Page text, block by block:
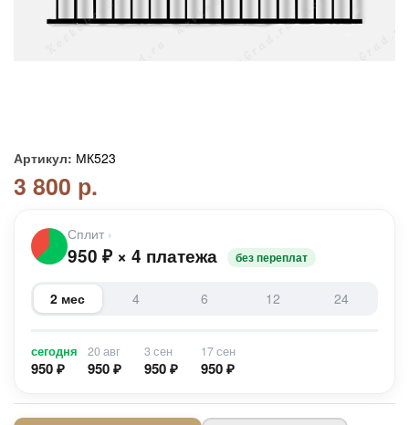
Артикул: МК523
3 800 р.
Сплит ›
950 ₽ × 4 платежа без переплат
2 мес 4 6 12 24
сегодня
950 ₽
20 авг
950 ₽
3 сен
950 ₽
17 сен
950 ₽